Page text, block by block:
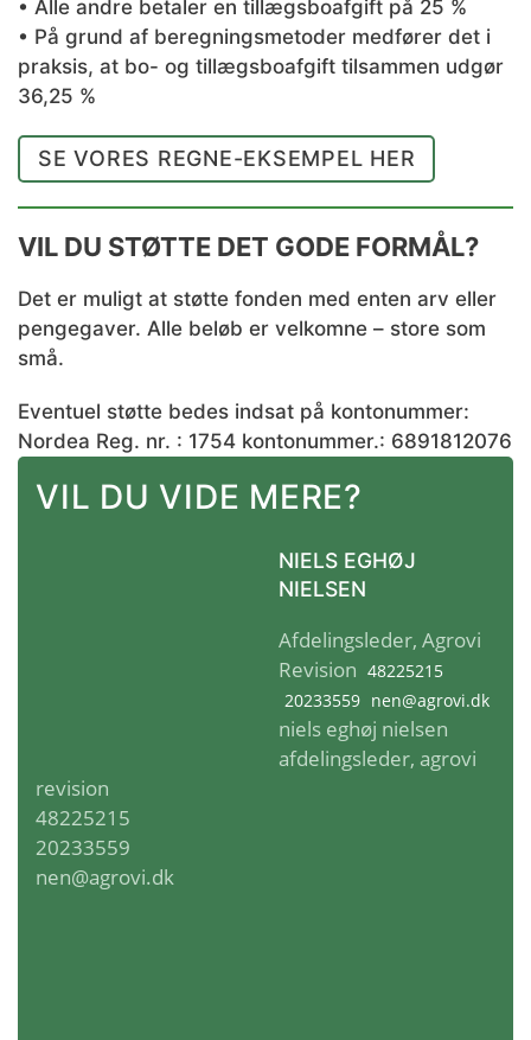
• Alle andre betaler en tillægsboafgift på 25 %
• På grund af beregningsmetoder medfører det i
praksis, at bo- og tillægsboafgift tilsammen udgør
36,25 %
SE VORES REGNE-EKSEMPEL HER
VIL DU STØTTE DET GODE FORMÅL?
Det er muligt at støtte fonden med enten arv eller
pengegaver. Alle beløb er velkomne – store som
små.
Eventuel støtte bedes indsat på kontonummer:
Nordea Reg. nr. : 1754 kontonummer.: 6891812076
VIL DU VIDE MERE?
NIELS EGHØJ
NIELSEN
Afdelingsleder, Agrovi
Revision 48225215
20233559 nen@agrovi.dk
niels eghøj nielsen
afdelingsleder, agrovi
revision
48225215
20233559
nen@agrovi.dk